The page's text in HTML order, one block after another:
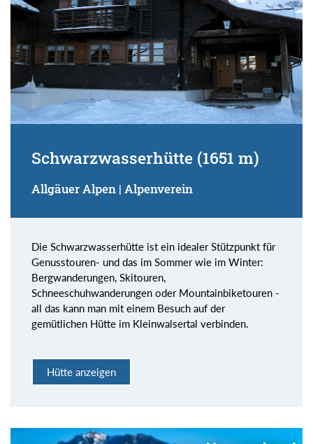
Schwarzwasserhütte (1651 m)
Allgäuer Alpen | Alpenverein
Die Schwarzwasserhütte ist ein idealer Stützpunkt für
Genusstouren- und das im Sommer wie im Winter:
Bergwanderungen, Skitouren,
Schneeschuhwanderungen oder Mountainbiketouren -
all das kann man mit einem Besuch auf der
gemütlichen Hütte im Kleinwalsertal verbinden.
Hütte anzeigen